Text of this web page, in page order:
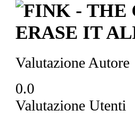
Valutazione Autore
0.0
Valutazione Utenti